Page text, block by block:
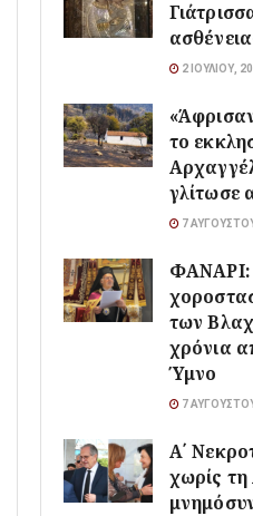
2 ΙΟΥΛΊΟΥ,
το
γλίτωσε
7
ΦΑΝΑΡΙ:
των
χρόνια
Ύμνο
7
Α΄
χωρίς